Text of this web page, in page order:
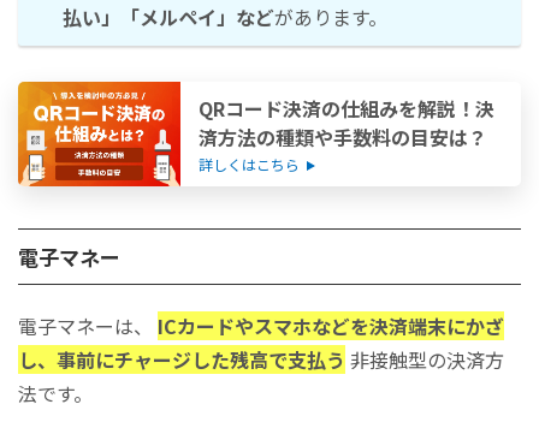
払い」「メルペイ」などがあります。
QRコード決済の仕組みを解説！決
済方法の種類や手数料の目安は？
詳しくはこちら
電子マネー
電子マネーは、 ICカードやスマホなどを決済端末にかざ
し、事前にチャージした残高で支払う 非接触型の決済方
法です。